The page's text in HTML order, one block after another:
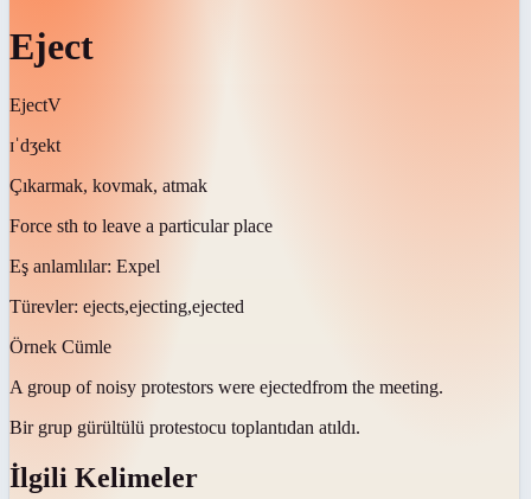
Eject
EjectV
ɪˈdʒekt
Çıkarmak, kovmak, atmak
Force sth to leave a particular place
Eş anlamlılar: Expel
Türevler: ejects,ejecting,ejected
Örnek Cümle
A group of noisy protestors were ejectedfrom the meeting.
Bir grup gürültülü protestocu toplantıdan atıldı.
İlgili Kelimeler